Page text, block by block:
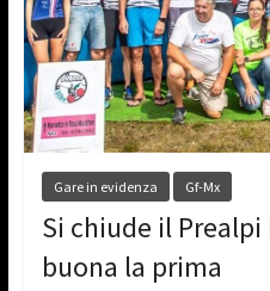
Gare in evidenza Gf-Mx
Si chiude il
buona la prima